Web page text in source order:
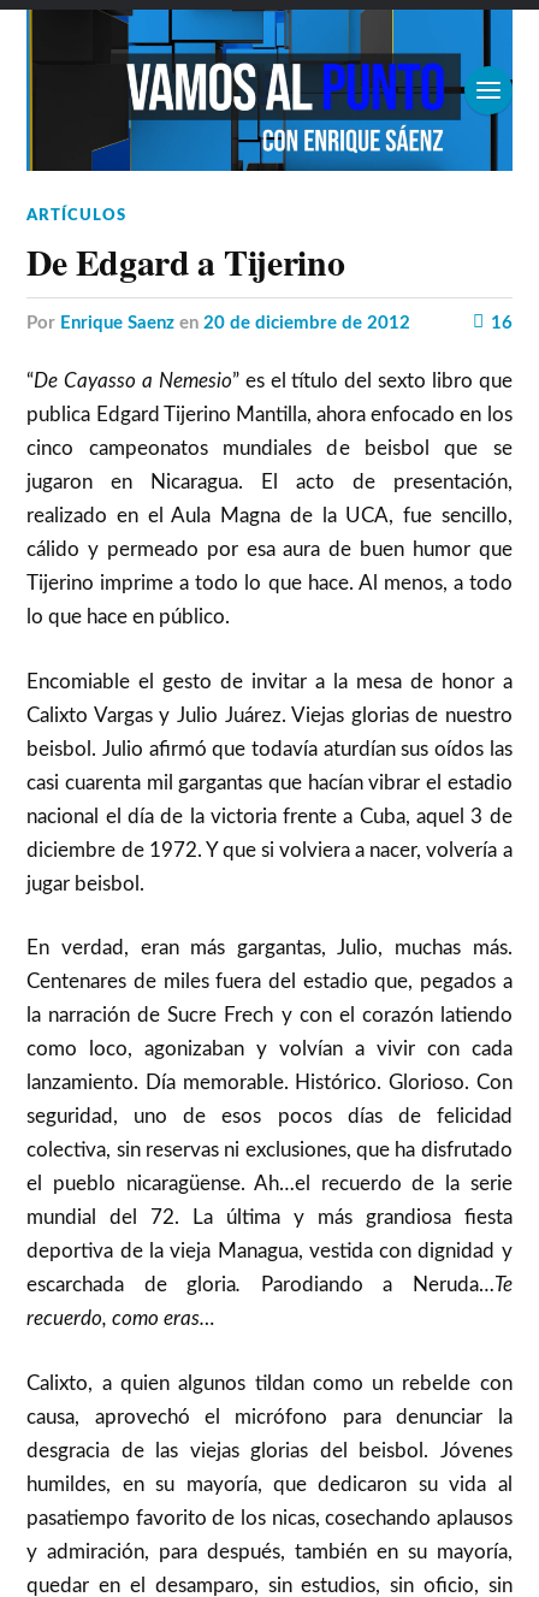
ARTÍCULOS
De Edgard a Tijerino
por Enrique Saenz en20 de diciembre de 2012 16
“De Cayasso a Nemesio” es el título del sexto libro que
publica Edgard Tijerino Mantilla, ahora enfocado en los
cinco campeonatos mundiales de beisbol que se
jugaron en Nicaragua. El acto de presentación,
realizado en el Aula Magna de la UCA, fue sencillo,
cálido y permeado por esa aura de buen humor que
Tijerino imprime a todo lo que hace. Al menos, a todo
lo que hace en público.
Encomiable el gesto de invitar a la mesa de honor a
Calixto Vargas y Julio Juárez. Viejas glorias de nuestro
beisbol. Julio afirmó que todavía aturdían sus oídos las
casi cuarenta mil gargantas que hacían vibrar el estadio
nacional el día de la victoria frente a Cuba, aquel 3 de
diciembre de 1972. Y que si volviera a nacer, volvería a
jugar beisbol.
En verdad, eran más gargantas, Julio, muchas más.
Centenares de miles fuera del estadio que, pegados a
la narración de Sucre Frech y con el corazón latiendo
como loco, agonizaban y volvían a vivir con cada
lanzamiento. Día memorable. Histórico. Glorioso. Con
seguridad, uno de esos pocos días de felicidad
colectiva, sin reservas ni exclusiones, que ha disfrutado
el pueblo nicaragüense. Ah…el recuerdo de la serie
mundial del 72. La última y más grandiosa fiesta
deportiva de la vieja Managua, vestida con dignidad y
escarchada de gloria. Parodiando a Neruda…Te
recuerdo, como eras…
Calixto, a quien algunos tildan como un rebelde con
causa, aprovechó el micrófono para denunciar la
desgracia de las viejas glorias del beisbol. Jóvenes
humildes, en su mayoría, que dedicaron su vida al
pasatiempo favorito de los nicas, cosechando aplausos
y admiración, para después, también en su mayoría,
quedar en el desamparo, sin estudios, sin oficio, sin